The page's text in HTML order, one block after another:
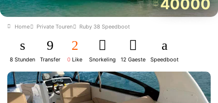
฿40000
Home Private Touren Ruby 38 Speedboot
8 Stunden Transfer 0 Like Snorkeling 12 Gaeste Speedboot